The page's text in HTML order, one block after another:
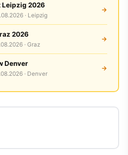
Leipzig 2026
· Leipzig
→
2026
· Graz
→
Denver
· Denver
→